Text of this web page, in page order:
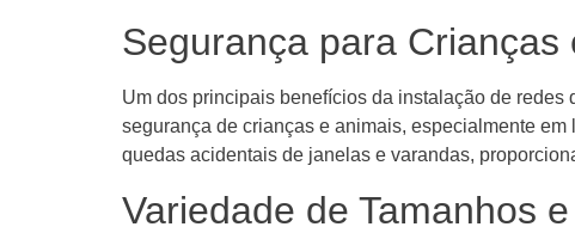
Segurança para Crianças
Um dos principais benefícios da instalação de redes
segurança de crianças e animais, especialmente
quedas acidentais de janelas e varandas,
Variedade de Tamanhos